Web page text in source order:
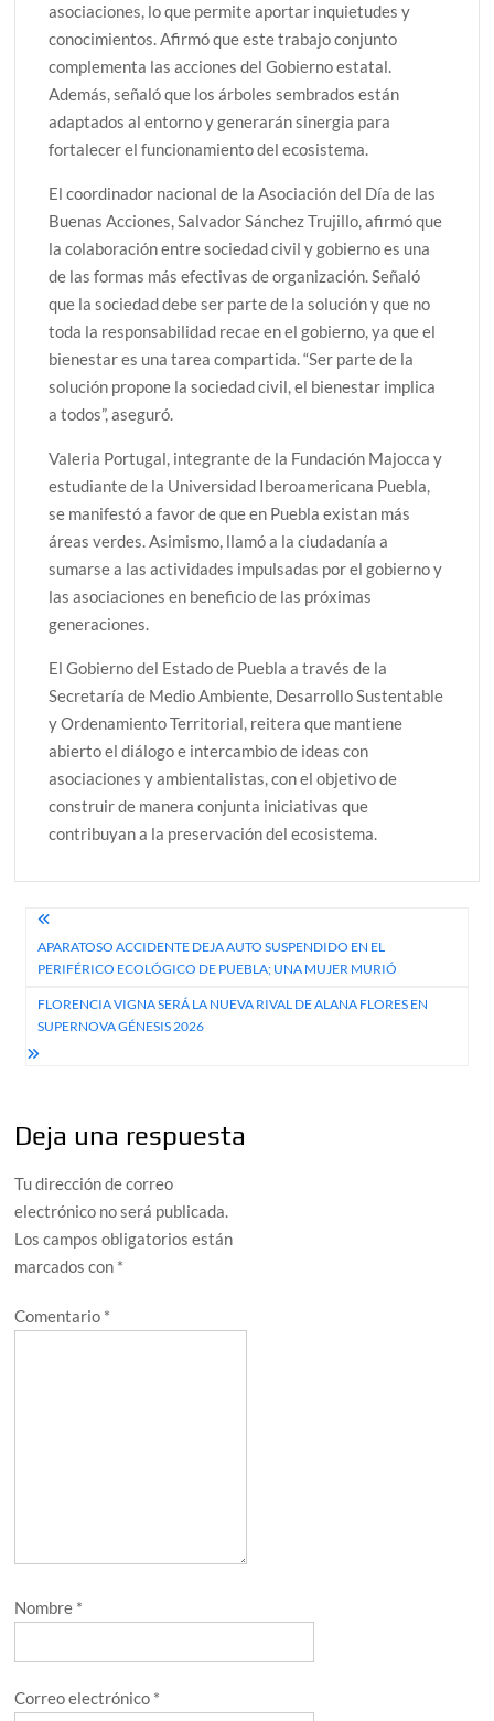
asociaciones, lo que permite aportar inquietudes y
conocimientos. Afirmó que este trabajo conjunto
complementa las acciones del Gobierno estatal.
Además, señaló que los árboles sembrados están
adaptados al entorno y generarán sinergia para
fortalecer el funcionamiento del ecosistema.
El coordinador nacional de la Asociación del Día de las
Buenas Acciones, Salvador Sánchez Trujillo, afirmó que
la colaboración entre sociedad civil y gobierno es una
de las formas más efectivas de organización. Señaló
que la sociedad debe ser parte de la solución y que no
toda la responsabilidad recae en el gobierno, ya que el
bienestar es una tarea compartida. “Ser parte de la
solución propone la sociedad civil, el bienestar implica
a todos”, aseguró.
Valeria Portugal, integrante de la Fundación Majocca y
estudiante de la Universidad Iberoamericana Puebla,
se manifestó a favor de que en Puebla existan más
áreas verdes. Asimismo, llamó a la ciudadanía a
sumarse a las actividades impulsadas por el gobierno y
las asociaciones en beneficio de las próximas
generaciones.
El Gobierno del Estado de Puebla a través de la
Secretaría de Medio Ambiente, Desarrollo Sustentable
y Ordenamiento Territorial, reitera que mantiene
abierto el diálogo e intercambio de ideas con
asociaciones y ambientalistas, con el objetivo de
construir de manera conjunta iniciativas que
contribuyan a la preservación del ecosistema.
Navegación
de
entradas
APARATOSO ACCIDENTE DEJA AUTO SUSPENDIDO EN EL
PERIFÉRICO ECOLÓGICO DE PUEBLA; UNA MUJER MURIÓ
FLORENCIA VIGNA SERÁ LA NUEVA RIVAL DE ALANA FLORES EN
SUPERNOVA GÉNESIS 2026
Deja una respuesta
Tu dirección de correo
electrónico no será publicada.
Los campos obligatorios están
marcados con *
Comentario *
Nombre *
Correo electrónico *